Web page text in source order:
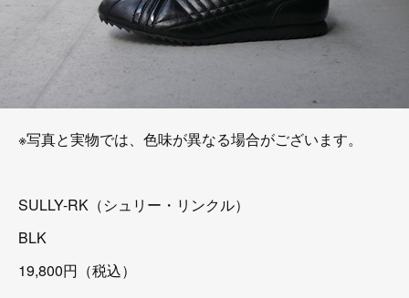
※写真と実物では、色味が異なる場合がございます。
SULLY-RK（シュリー・リンクル）
BLK
19,800円（税込）